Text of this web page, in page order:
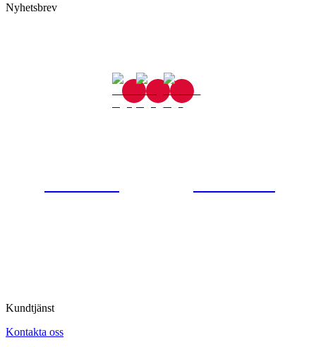
Nyhetsbrev
Kundtjänst
Kontakta oss